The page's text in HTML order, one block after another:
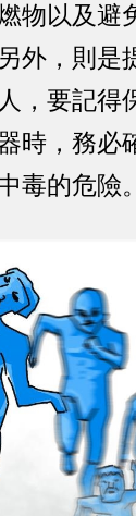
物以及避
外，則是
，要記得
時，務必
毒的危險。